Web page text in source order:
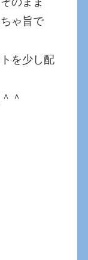
ゃ旨で
を少し配
＾